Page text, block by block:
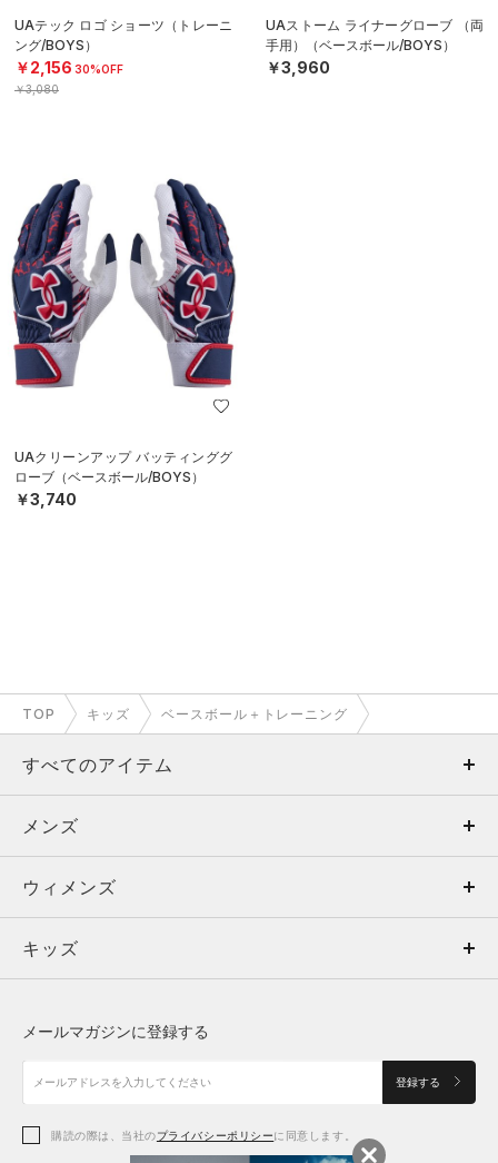
UAテック ロゴ ショーツ（トレーニ
ング/BOYS）
￥2,156 30%OFF
￥3,080
UAストーム ライナーグローブ （両
手用）（ベースボール/BOYS）
￥3,960
UAクリーンアップ バッティンググ
ローブ（ベースボール/BOYS）
￥3,740
TOP キッズ ベースボール＋トレーニング
すべてのアイテム
メンズ
ウィメンズ
キッズ
アクセサリー
メンズ
トップス
ボトムス
アクセサリー
ウィメンズ
トップス
シューズ
アクセサリー
キッズ
シューズ
メールマガジンに登録する
登録する
購読の際は、当社のプライバシーポリシーに同意します。